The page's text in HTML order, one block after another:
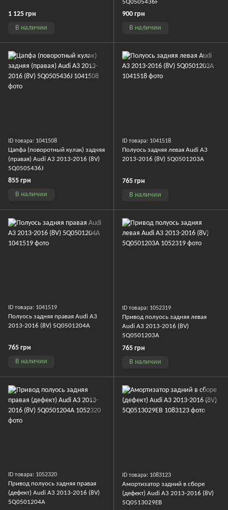
1 125 грн
В наличии
5Q0505436F
900 грн
В наличии
ID товара: 1041508
Цапфа (поворотный кулак) задняя
(правая) Audi A3 2013-2016 (8V)
5Q0505436J
855 грн
В наличии
ID товара: 1041518
Полуось задняя левая Audi A3
2013-2016 (8V) 5Q0501203A
765 грн
В наличии
ID товара: 1041519
Полуось задняя правая Audi A3
2013-2016 (8V) 5Q0501204A
765 грн
В наличии
ID товара: 1052319
Привод полуось задняя левая
Audi A3 2013-2016 (8V)
5Q0501203A
765 грн
В наличии
ID товара: 1052320
Привод полуось задняя правая
(дефект) Audi A3 2013-2016 (8V)
5Q0501204A
ID товара: 1083123
Амортизатор задний в сборе
(дефект) Audi A3 2013-2016 (8V)
5Q0513029EB